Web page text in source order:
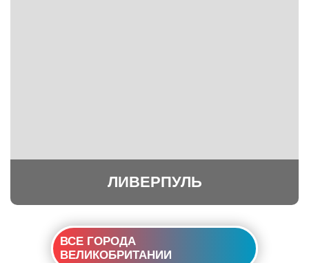
ЛИВЕРПУЛЬ
ВСЕ ГОРОДА
ВЕЛИКОБРИТАНИИ